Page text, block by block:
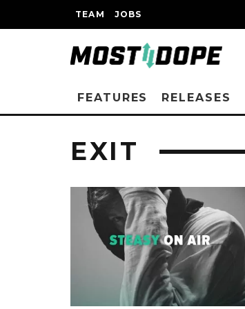
TEAM JOBS
FEATURES RELEASES
EXIT